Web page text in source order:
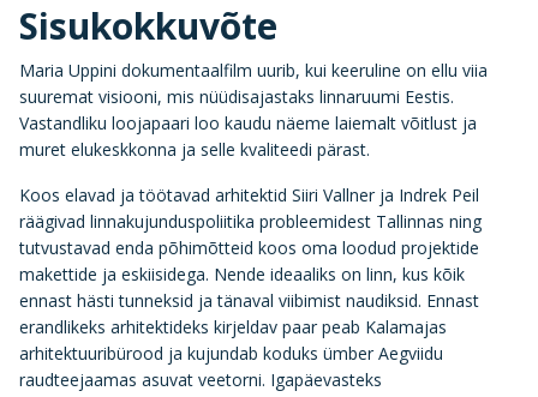
Sisukokkuvõte
Maria Uppini dokumentaalfilm uurib, kui keeruline on ellu viia
suuremat visiooni, mis nüüdisajastaks linnaruumi Eestis.
Vastandliku loojapaari loo kaudu näeme laiemalt võitlust ja
muret elukeskkonna ja selle kvaliteedi pärast.
Koos elavad ja töötavad arhitektid Siiri Vallner ja Indrek Peil
räägivad linnakujunduspoliitika probleemidest Tallinnas ning
tutvustavad enda põhimõtteid koos oma loodud projektide
makettide ja eskiisidega. Nende ideaaliks on linn, kus kõik
ennast hästi tunneksid ja tänaval viibimist naudiksid. Ennast
erandlikeks arhitektideks kirjeldav paar peab Kalamajas
arhitektuuribürood ja kujundab koduks ümber Aegviidu
raudteejaamas asuvat veetorni. Igapäevasteks